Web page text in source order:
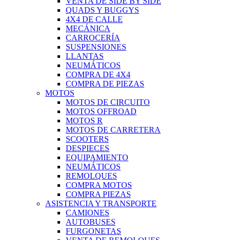
QUADS Y BUGGYS
4X4 DE CALLE
MECÁNICA
CARROCERÍA
SUSPENSIONES
LLANTAS
NEUMÁTICOS
COMPRA DE 4X4
COMPRA DE PIEZAS
MOTOS
MOTOS DE CIRCUITO
MOTOS OFFROAD
MOTOS R
MOTOS DE CARRETERA
SCOOTERS
DESPIECES
EQUIPAMIENTO
NEUMÁTICOS
REMOLQUES
COMPRA MOTOS
COMPRA PIEZAS
ASISTENCIA Y TRANSPORTE
CAMIONES
AUTOBUSES
FURGONETAS